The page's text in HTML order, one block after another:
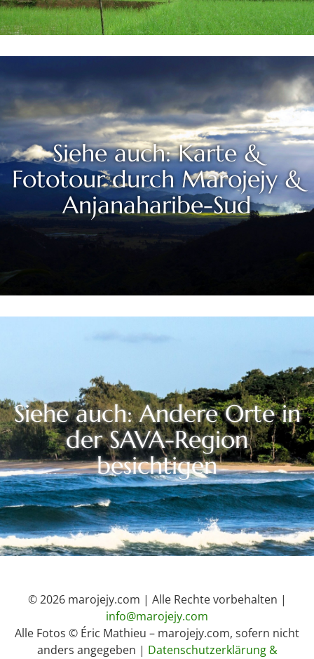
Siehe auch: Karte &
Fototour durch Marojejy &
Anjanaharibe-Sud
Siehe auch: Andere Orte in
der SAVA-Region
besichtigen
© 2026 marojejy.com | Alle Rechte vorbehalten |
info@marojejy.com
Alle Fotos © Éric Mathieu – marojejy.com, sofern nicht
anders angegeben | Datenschutzerklärung &